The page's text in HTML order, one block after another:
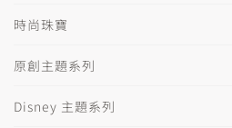
時尚珠寶
原創主題系列
Disney 主題系列